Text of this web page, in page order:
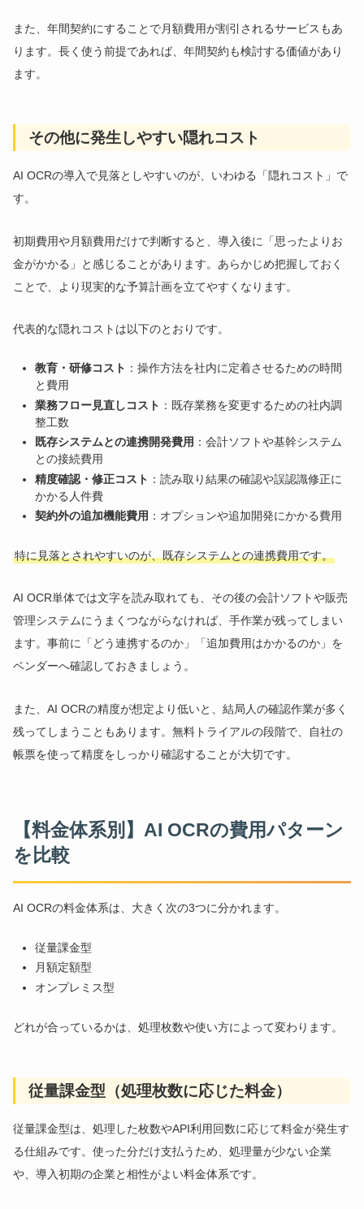
また、年間契約にすることで月額費用が割引されるサービスもあ
ります。長く使う前提であれば、年間契約も検討する価値があり
ます。
その他に発生しやすい隠れコスト
AI OCRの導入で見落としやすいのが、いわゆる「隠れコスト」で
す。
初期費用や月額費用だけで判断すると、導入後に「思ったよりお
金がかかる」と感じることがあります。あらかじめ把握しておく
ことで、より現実的な予算計画を立てやすくなります。
代表的な隠れコストは以下のとおりです。
教育・研修コスト ：操作方法を社内に定着させるための時間
と費用
業務フロー見直しコスト ：既存業務を変更するための社内調
整工数
既存システムとの連携開発費用 ：会計ソフトや基幹システム
との接続費用
精度確認・修正コスト ：読み取り結果の確認や誤認識修正に
かかる人件費
契約外の追加機能費用 ：オプションや追加開発にかかる費用
特に見落とされやすいのが、既存システムとの連携費用です。
AI OCR単体では文字を読み取れても、その後の会計ソフトや販売
管理システムにうまくつながらなければ、手作業が残ってしまい
ます。事前に「どう連携するのか」「追加費用はかかるのか」を
ベンダーへ確認しておきましょう。
また、AI OCRの精度が想定より低いと、結局人の確認作業が多く
残ってしまうこともあります。無料トライアルの段階で、自社の
帳票を使って精度をしっかり確認することが大切です。
【料金体系別】AI OCRの費用パターン
を比較
AI OCRの料金体系は、大きく次の3つに分かれます。
従量課金型
月額定額型
オンプレミス型
どれが合っているかは、処理枚数や使い方によって変わります。
従量課金型（処理枚数に応じた料金）
従量課金型は、処理した枚数やAPI利用回数に応じて料金が発生す
る仕組みです。使った分だけ支払うため、処理量が少ない企業
や、導入初期の企業と相性がよい料金体系です。